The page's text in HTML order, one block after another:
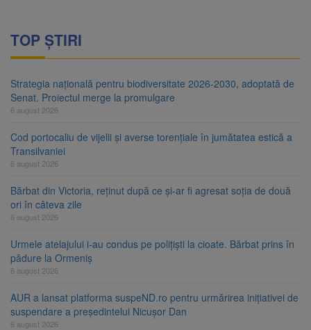
TOP ȘTIRI
Strategia națională pentru biodiversitate 2026-2030, adoptată de
Senat. Proiectul merge la promulgare
6 august 2026
Cod portocaliu de vijelii și averse torențiale în jumătatea estică a
Transilvaniei
6 august 2026
Bărbat din Victoria, reținut după ce și-ar fi agresat soția de două
ori în câteva zile
6 august 2026
Urmele atelajului i-au condus pe polițiști la cioate. Bărbat prins în
pădure la Ormeniș
6 august 2026
AUR a lansat platforma suspeND.ro pentru urmărirea inițiativei de
suspendare a președintelui Nicușor Dan
6 august 2026